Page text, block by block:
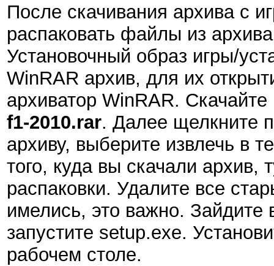
После скачивания архива с
распаковать файлы из
Установочный образ игры/
WinRAR архив, для их
архиватор WinRAR.
f1-2010.rar. Далее щелкните
архиву, выберите извлечь в
того, куда вы скачали архив,
распаковки. Удалите все
имелись, это важно. Зайдите
запустите setup.exe.
рабочем столе.